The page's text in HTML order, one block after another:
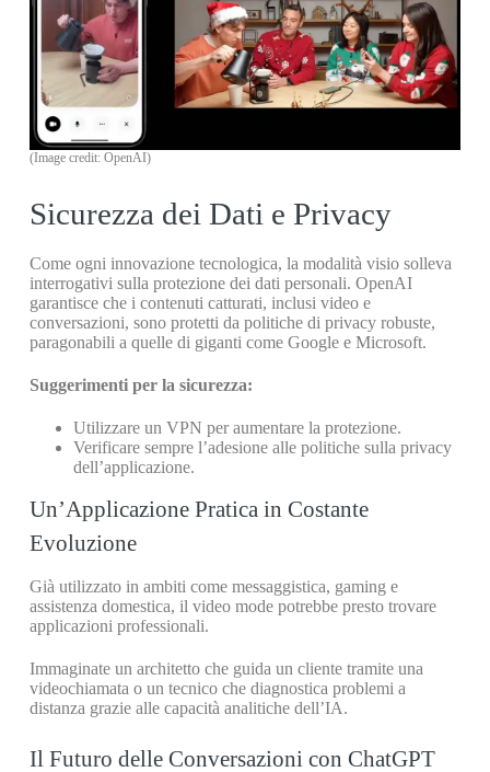
(Image credit: OpenAI)
Sicurezza dei Dati e Privacy
Come ogni innovazione tecnologica, la modalità visio solleva
interrogativi sulla protezione dei dati personali. OpenAI
garantisce che i contenuti catturati, inclusi video e
conversazioni, sono protetti da politiche di privacy robuste,
paragonabili a quelle di giganti come Google e Microsoft.
Suggerimenti per la sicurezza:
Utilizzare un VPN per aumentare la protezione.
Verificare sempre l’adesione alle politiche sulla privacy
dell’applicazione.
Un’Applicazione Pratica in Costante
Evoluzione
Già utilizzato in ambiti come messaggistica, gaming e
assistenza domestica, il video mode potrebbe presto trovare
applicazioni professionali.
Immaginate un architetto che guida un cliente tramite una
videochiamata o un tecnico che diagnostica problemi a
distanza grazie alle capacità analitiche dell’IA.
Il Futuro delle Conversazioni con ChatGPT